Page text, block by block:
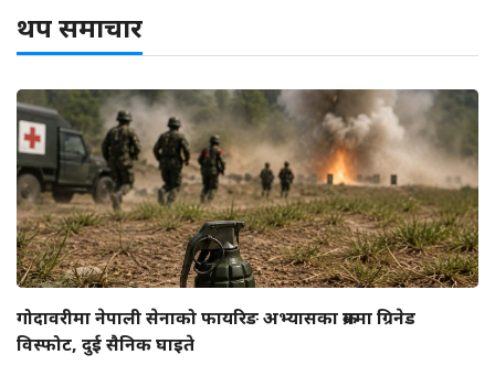
थप समाचार
गोदावरीमा नेपाली सेनाको फायरिङ अभ्यासका क्रममा ग्रिनेड
विस्फोट, दुई सैनिक घाइते